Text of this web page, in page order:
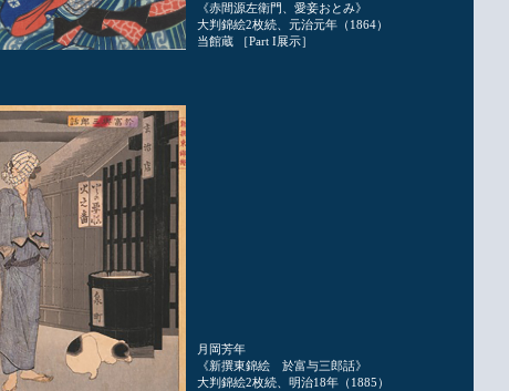
《赤間源左衛門、愛妾おとみ》
大判錦絵2枚続、元治元年（1864）
当館蔵 ［Part I展示］
月岡芳年
《新撰東錦絵 於富与三郎話》
大判錦絵2枚続、明治18年（1885）